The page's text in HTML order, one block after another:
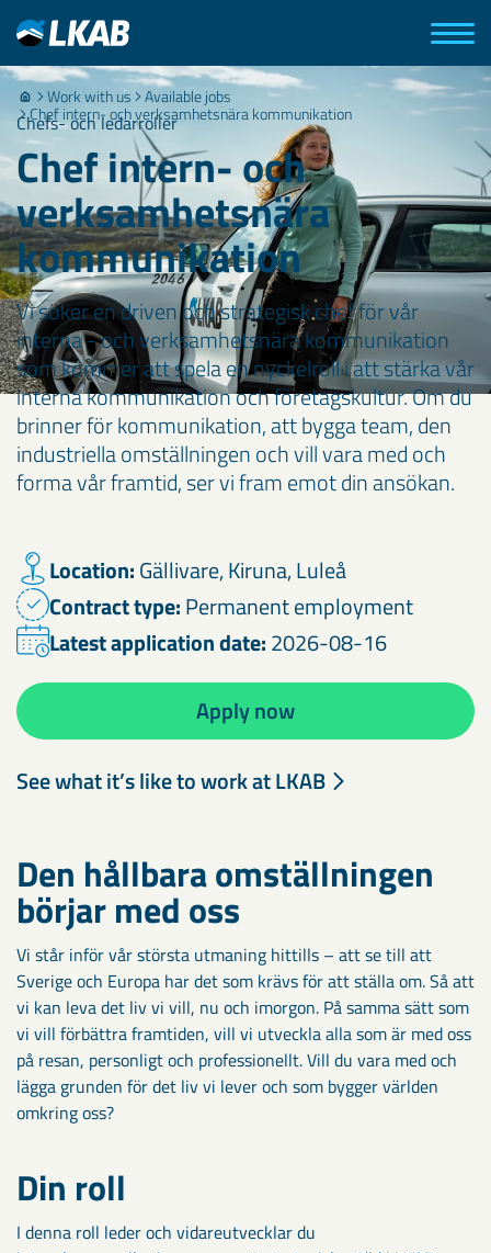
Work with us Available jobs
Chef intern- och verksamhetsnära kommunikation
Chefs- och ledarroller
Chef intern- och
verksamhetsnära
kommunikation
Vi söker en driven och strategisk chef för vår
interna - och verksamhetsnära kommunikation
som kommer att spela en nyckelroll i att stärka vår
interna kommunikation och företagskultur. Om du
brinner för kommunikation, att bygga team, den
industriella omställningen och vill vara med och
forma vår framtid, ser vi fram emot din ansökan.
Location:Gällivare, Kiruna, Luleå
Contract type:Permanent employment
Latest application date:2026-08-16
Apply now
See what it’s like to work at LKAB
Den hållbara omställningen
börjar med oss
Vi står inför vår största utmaning hittills – att se till att
Sverige och Europa har det som krävs för att ställa om. Så att
vi kan leva det liv vi vill, nu och imorgon. På samma sätt som
vi vill förbättra framtiden, vill vi utveckla alla som är med oss
på resan, personligt och professionellt. Vill du vara med och
lägga grunden för det liv vi lever och som bygger världen
omkring oss?
Din roll
I denna roll leder och vidareutvecklar du